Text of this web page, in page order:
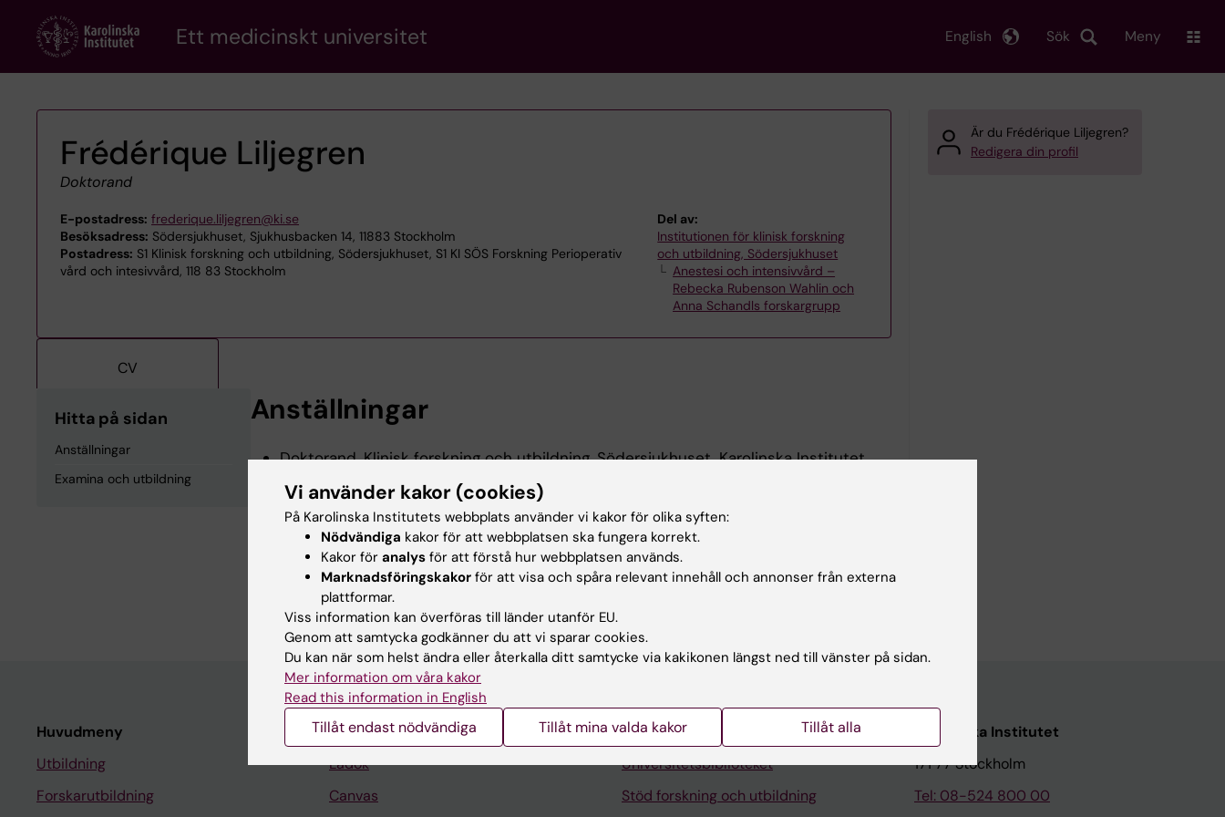
content
Ett medicinskt universitet Sök
English Meny
Frédérique Liljegren
Doktorand
E-postadress: frederique.liljegren@ki.se
Besöksadress: Södersjukhuset, Sjukhusbacken 14, 11883 Stockholm
Postadress: S1 Klinisk forskning och utbildning, Södersjukhuset, S1 KI SÖS Forskning Perioperativ
vård och intesivvård, 118 83 Stockholm
Del av:
Institutionen för klinisk forskning
och utbildning, Södersjukhuset
Anestesi och intensivvård –
Rebecka Rubenson Wahlin och
Anna Schandls forskargrupp
CV
Hitta på sidan
Anställningar
Examina och utbildning
Anställningar
Doktorand, Klinisk forskning och utbildning, Södersjukhuset, Karolinska Institutet,
Examina och utbildning
Läkarexamen, Karolinska Institutet, 2020
Är du Frédérique Liljegren?
Redigera din profil
Huvudmeny
Utbildning
Forskarutbildning
Student
Ladok
Canvas
Kontakta och besök KI
Universitetsbiblioteket
Stöd forskning och utbildning
Karolinska Institutet
171 77 Stockholm
Tel: 08-524 800 00
Vi använder kakor (cookies)
På Karolinska Institutets webbplats använder vi kakor för olika syften:
Nödvändiga kakor för att webbplatsen ska fungera korrekt.
Kakor för analys för att förstå hur webbplatsen används.
Marknadsföringskakor för att visa och spåra relevant innehåll och annonser från externa
plattformar.
Viss information kan överföras till länder utanför EU.
Genom att samtycka godkänner du att vi sparar cookies.
Du kan när som helst ändra eller återkalla ditt samtycke via kakikonen längst ned till vänster på sidan.
Mer information om våra kakor
Read this information in English
Tillåt endast nödvändiga Tillåt mina valda kakor Tillåt alla